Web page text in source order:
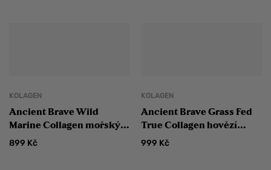
KOLAGEN
Ancient Brave Wild
Marine Collagen mořský
kolagen
899 Kč
KOLAGEN
Ancient Brave Grass Fed
True Collagen hovězí
kolagen
999 Kč